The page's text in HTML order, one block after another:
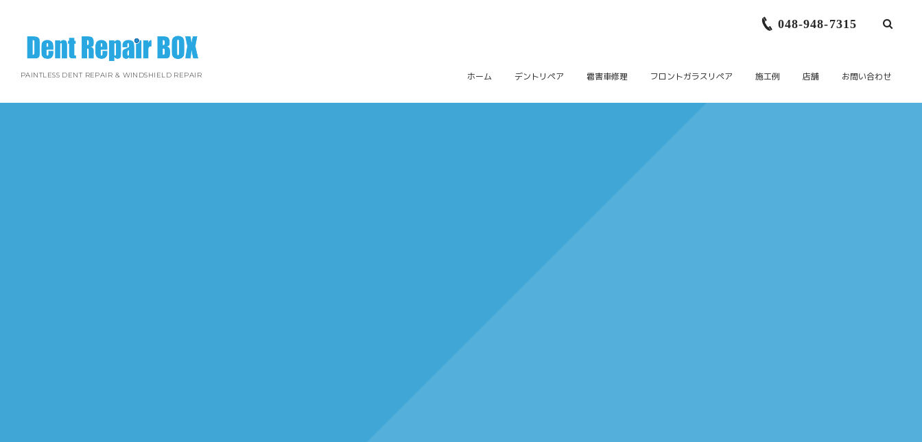
PAINTLESS DENT REPAIR & WINDSHIELD REPAIR
048-948-7315
ホーム デントリペア 雹害車修理 フロントガラスリペア 施工例 店舗 お問い合わせ